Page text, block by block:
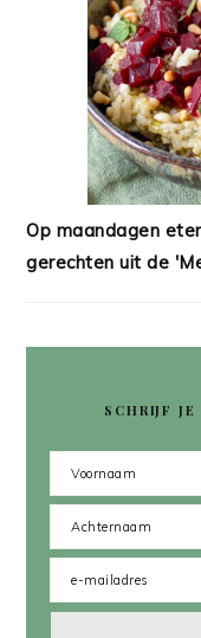
Op maandagen
gerechten uit de
SCHRIJF